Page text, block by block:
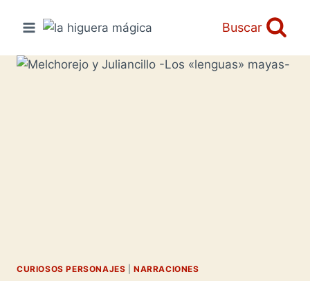
Buscar
CURIOSOS PERSONAJES |NARRACIONES